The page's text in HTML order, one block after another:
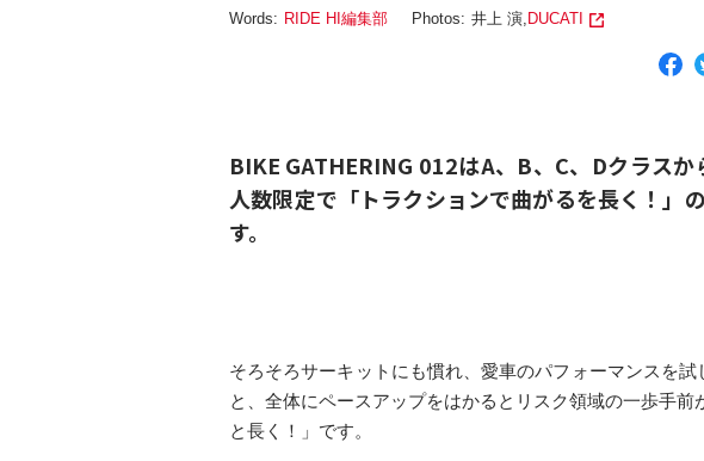
Words: RIDE HI編集部 Photos: 井上 演, DUCATI
BIKE GATHERING 012はA、B、C、Dクラス
人数限定で「トラクションで曲がるを長く！」
す。
そろそろサーキットにも慣れ、愛車のパフォーマンスを
と、全体にペースアップをはかるとリスク領域の一歩手
と長く！」です。